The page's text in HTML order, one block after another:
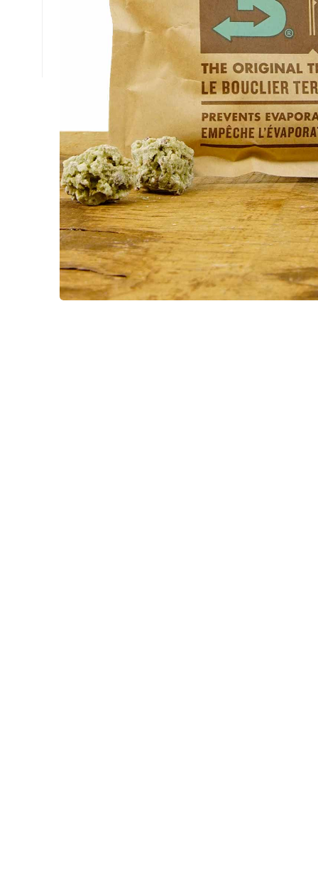
Kundenbewertungen lesen
Schreib uns auf WhatsApp
Kundenservice kontaktieren
🍪 Cookie-Einstellungen ändern